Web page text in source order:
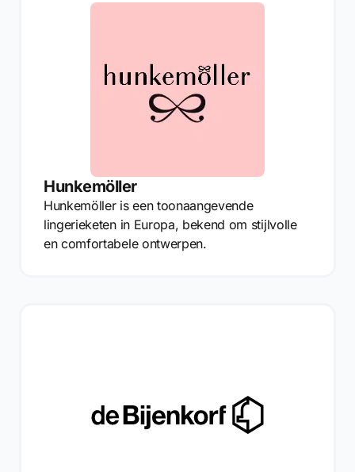
Hunkemöller
Hunkemöller is een toonaangevende
lingerieketen in Europa, bekend om stijlvolle
en comfortabele ontwerpen.